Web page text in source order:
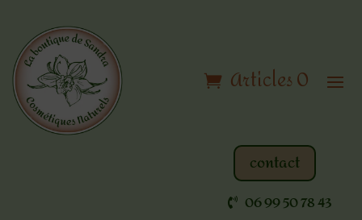
Articles 0
contact
06 99 50 78 43